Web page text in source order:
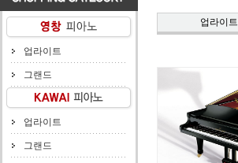
업라이트
그랜드
업라이트
그랜드
업라이트